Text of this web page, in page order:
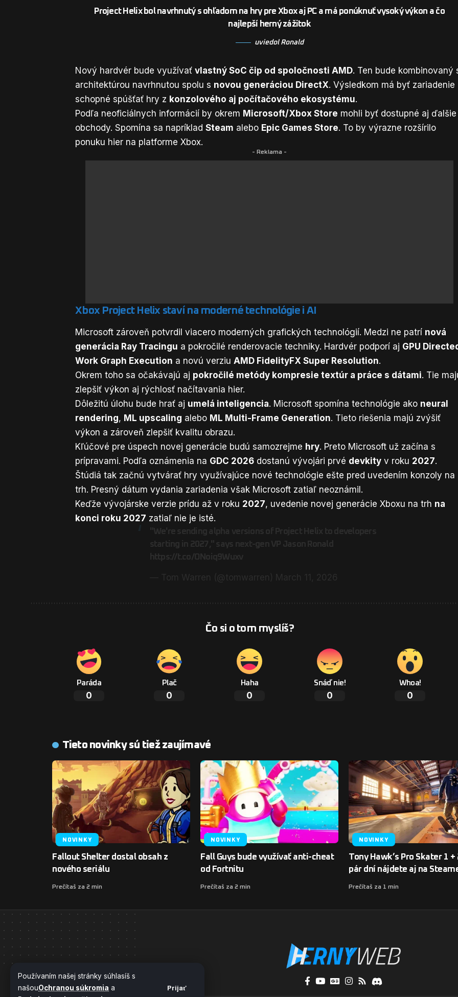
Používaním našej stránky súhlasíš s
našouOchranou súkromia a
Prijať
Project Helixbol navrhnutý s ohľadom na hry preXbox aj PCa má ponúknuť vysoký výkon a čo
najlepší herný zážitok
uviedol Ronald
Nový hardvér bude využívaťvlastný SoC čip od spoločnosti AMD. Ten bude kombinovaný
architektúrou navrhnutou spolu s novou generáciou DirectX. Výsledkom má byť zariadenie
schopné spúšťať hry z konzolového aj počítačového ekosystému.
Podľa neoficiálnych informácií by okrem Microsoft/Xbox Store mohli byť dostupné aj ďalšie
obchody. Spomína sa napríkladSteam alebo Epic Games Store. To by výrazne rozšírilo
ponuku hier na platforme Xbox.
- Reklama -
Xbox Project Helix staví na moderné technológie i AI
Microsoft zároveň potvrdil viacero moderných grafických technológií. Medzi ne patrí nová
generácia Ray Tracingu a pokročilé renderovacie techniky. Hardvér podporí aj GPU
Work Graph Execution a novú verziuAMD FidelityFX Super Resolution.
Okrem toho sa očakávajú aj pokročilé metódy kompresie textúr a práce s dátami. Tie
zlepšiť výkon aj rýchlosť načítavania hier.
Dôležitú úlohu bude hrať aj umelá inteligencia. Microsoft spomína technológie ako neural
rendering, ML upscaling alebo ML Multi-Frame Generation. Tieto riešenia majú zvýšiť
výkon a zároveň zlepšiť kvalitu obrazu.
Kľúčové pre úspech novej generácie budú samozrejme hry. Preto Microsoft už začína s
prípravami. Podľa oznámenia na GDC 2026 dostanú vývojári prvé devkity v roku 2027.
Štúdiá tak začnú vytvárať hry využívajúce nové technológie ešte pred uvedením konzoly na
trh. Presný dátum vydania zariadenia však Microsoft zatiaľ neoznámil.
Keďže vývojárske verzie prídu až v roku 2027, uvedenie novej generácie Xboxu na trh na
konci roku 2027 zatiaľ nie je isté.
Čo si o tom myslíš?
Paráda
0
Plač
0
Haha
0
Snáď nie!
0
Whoa!
0
Tieto novinky sú tiež zaujímavé
NOVINKY
Fallout Shelter dostal obsah z
nového seriálu
Prečítaš za 2 min
NOVINKY
Fall Guys bude využívať anti-cheat
od Fortnitu
Prečítaš za 2 min
NOVINKY
Tony Hawk’s Pro Skater 1 +
pár dní nájdete aj na
Prečítaš za 1 min